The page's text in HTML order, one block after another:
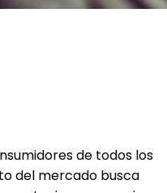
de todos los
del mercado busca